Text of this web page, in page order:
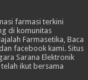
farmasi terkini
di komunitas
Farmasetika, Baca
facebook kami. Situs
Sarana Elektronik
ikut bersama